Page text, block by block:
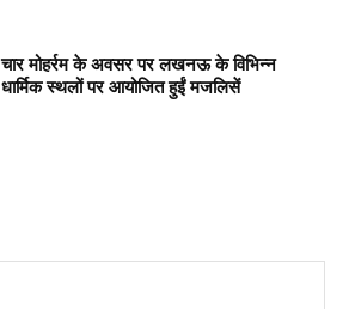
चार मोहर्रम के अवसर पर लखनऊ के विभिन्न
धार्मिक स्थलों पर आयोजित हुईं मजलिसें